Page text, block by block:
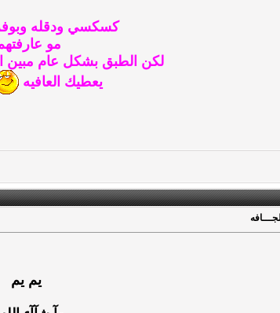
كسكسي ودقله
مو
لكن الطبق بشكل عام مبين
يعطيك العافيه
يم يم